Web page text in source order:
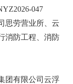
047
思劳营业所、云
消防工程、消防
团有限公司云浮